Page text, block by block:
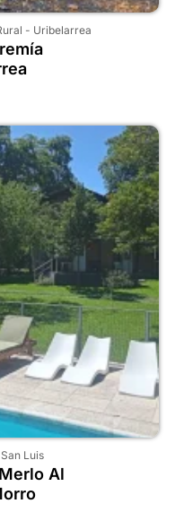
- Uribelarrea
San Luis
Al